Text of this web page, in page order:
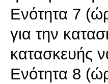
Ενότητα 7
για την
κατασκευής
Ενότητα 8